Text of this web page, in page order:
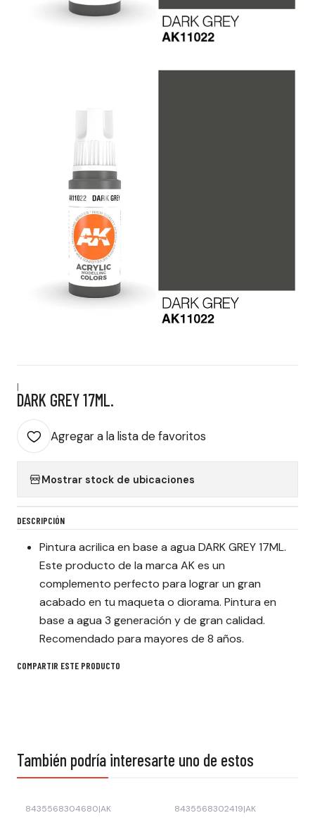
|
DARK GREY 17ML.
Agregar a la lista de favoritos
Mostrar stock de ubicaciones
DESCRIPCIÓN
Pintura acrilica en base a agua DARK GREY 17ML.
Este producto de la marca AK es un
complemento perfecto para lograr un gran
acabado en tu maqueta o diorama. Pintura en
base a agua 3 generación y de gran calidad.
Recomendado para mayores de 8 años.
COMPARTIR ESTE PRODUCTO
También podría interesarte uno de estos
8435568304680|AK 8435568302419|AK